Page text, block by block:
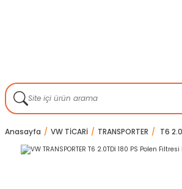
Anasayfa VW TİCARİ TRANSPORTER T6